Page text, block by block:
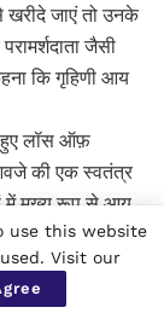
खरीदे जाएं तो उनके
जैसी
कि गृहिणी आय
हुए लॉस ऑफ़
की एक स्वतंत्र
में मुख्य रूप से आय
मदों के
के मामले में यह
नहीं होती।
use this website
Visit our